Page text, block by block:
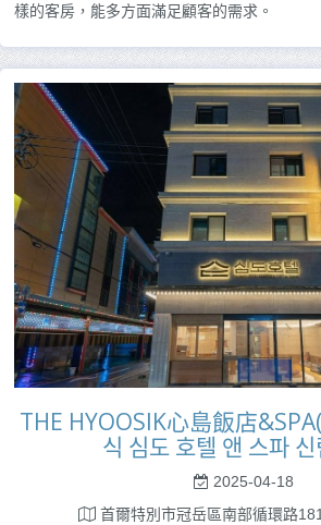
樣的客房，能多方面滿足顧客的需求。
THE HYOOSIK心島飯店
식 심도 호텔 앤 스파
2025-04-18
首爾特別市冠岳區南部循環路